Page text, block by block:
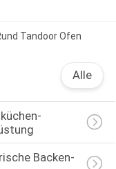
Tandoor Ofen
Alle
Backen-